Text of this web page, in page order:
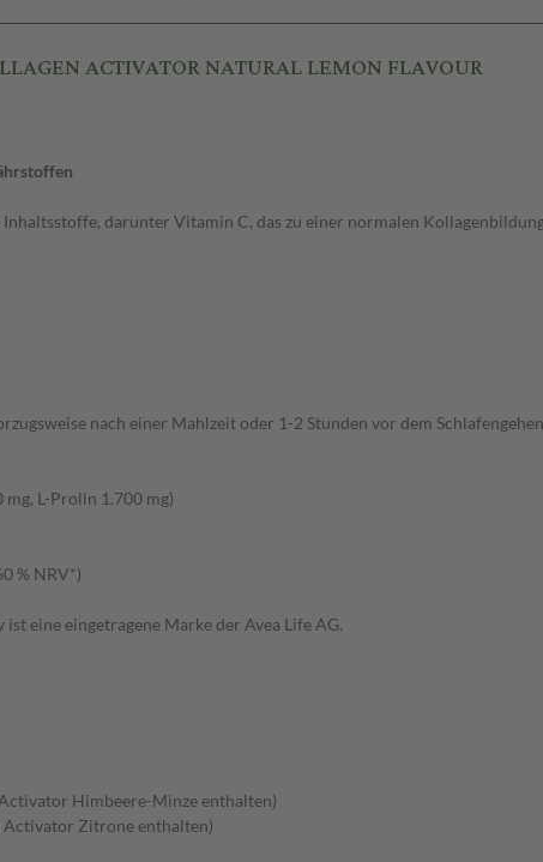
ACTIVATOR NATURAL LEMON FLAVOUR
darunter Vitamin C, das zu einer normalen
nach einer Mahlzeit oder 1-2 Stunden vor dem
L-Prolin 1.700 mg)
% NRV*)
eine eingetragene Marke der Avea Life AG.
Himbeere-Minze enthalten)
Activator Zitrone enthalten)